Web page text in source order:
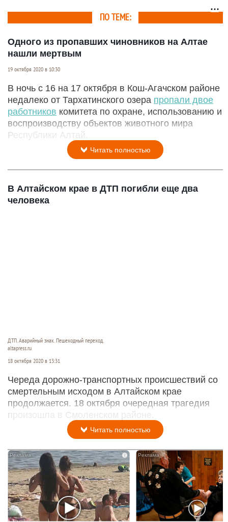
ПО ТЕМЕ:
Одного из пропавших чиновников на Алтае
нашли мертвым
19 октября 2020 в 10:30
В ночь с 16 на 17 октября в Кош-Агачском районе
недалеко от Тархатинского озера пропали двое
работников комитета по охране, использованию и
воспроизводству объектов животного мира
Республики Алтай.
Читать полностью
В Алтайском крае в ДТП погибли еще два
человека
ДТП. Аварийный знак. Пешеходный переход.
altapress.ru
18 октября 2020 в 13:31
Череда дорожно-транспортных происшествий со
смертельным исходом в Алтайском крае
продолжается. 18 октября очередная трагедия
произошла в Смоленском районе.
Читать полностью
i